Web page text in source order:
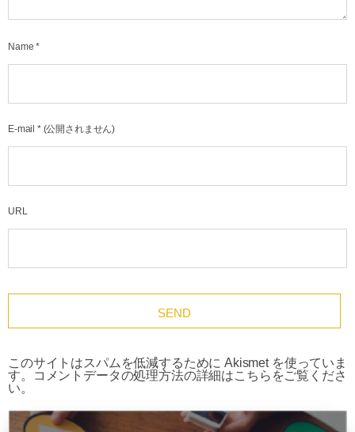
Name *
E-mail *(公開されません)
URL
このサイトはスパムを低減するために Akismet を使っていま
す。
コメントデータの処理方法の詳細はこちらをご覧くださ
い。
HOME メディア